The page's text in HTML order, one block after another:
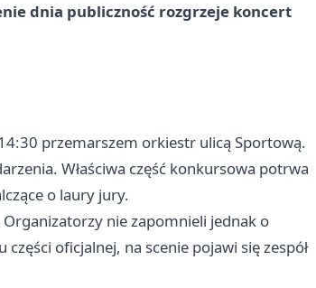
dnia publiczność rozgrzeje koncert
przemarszem orkiestr ulicą Sportową.
Właściwa część konkursowa potrwa
o laury jury.
nie zapomnieli jednak o
oficjalnej, na scenie pojawi się zespół